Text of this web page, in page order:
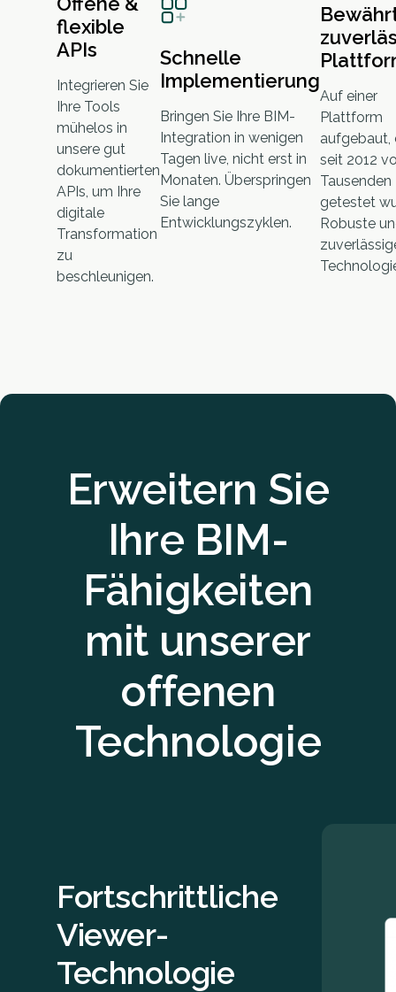
flexible
APIs
Integrieren Sie
Ihre Tools
mühelos in
unsere gut
dokumentierten
APIs, um Ihre
digitale
Transformation
zu
beschleunigen.
Schnelle
Implementierung
Bringen Sie Ihre BIM-
Integration in wenigen
Tagen live, nicht erst in
Monaten. Überspringen
Sie lange
Entwicklungszyklen.
Auf einer
Plattform
aufgebaut,
seit 2012
Tausenden
getestet
Robuste
Erweitern Sie
Ihre BIM-
Fähigkeiten
mit unserer
offenen
Technologie
Fortschrittliche
Viewer-
Technologie